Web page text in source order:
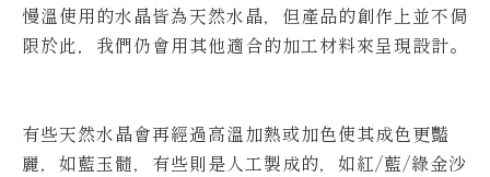
慢溫使用的水晶皆為天然水晶，但產品的創作上並不侷
限於此，我們仍會用其他適合的加工材料來呈現設計。
有些天然水晶會再經過高溫加熱或加色使其成色更豔
麗，如藍玉髓，有些則是人工製成的，如紅/藍/綠金沙